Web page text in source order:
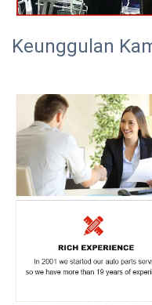
Keunggulan